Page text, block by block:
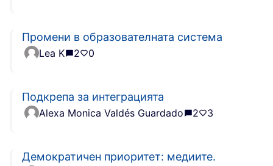
Промени в образователната система
Lea K 2 0
Подкрепа за интеграцията
Alexa Monica Valdés Guardado 2 3
Демократичен приоритет: медиите.